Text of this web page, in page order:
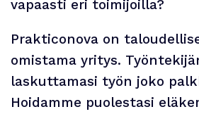
vapaasti eri toimijoilla?
Prakticonova on
omistama yritys.
laskuttamasi työn joko
Hoidamme puolestasi